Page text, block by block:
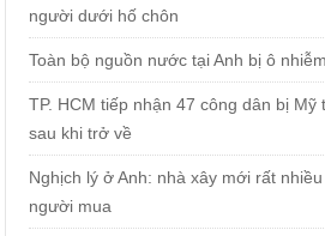
người dưới hố chôn
Toàn bộ nguồn nước tại Anh bị ô
TP. HCM tiếp nhận 47 công dân bị
sau khi trở về
Nghịch lý ở Anh: nhà xây mới rất
người mua